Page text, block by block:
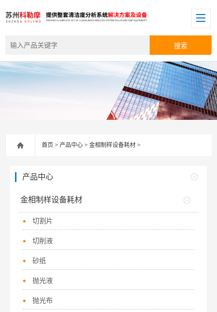
首页 >产品中心 >金相制样设备耗材 >
产品中心
金相制样设备耗材
切割片
切削液
砂纸
抛光液
抛光布